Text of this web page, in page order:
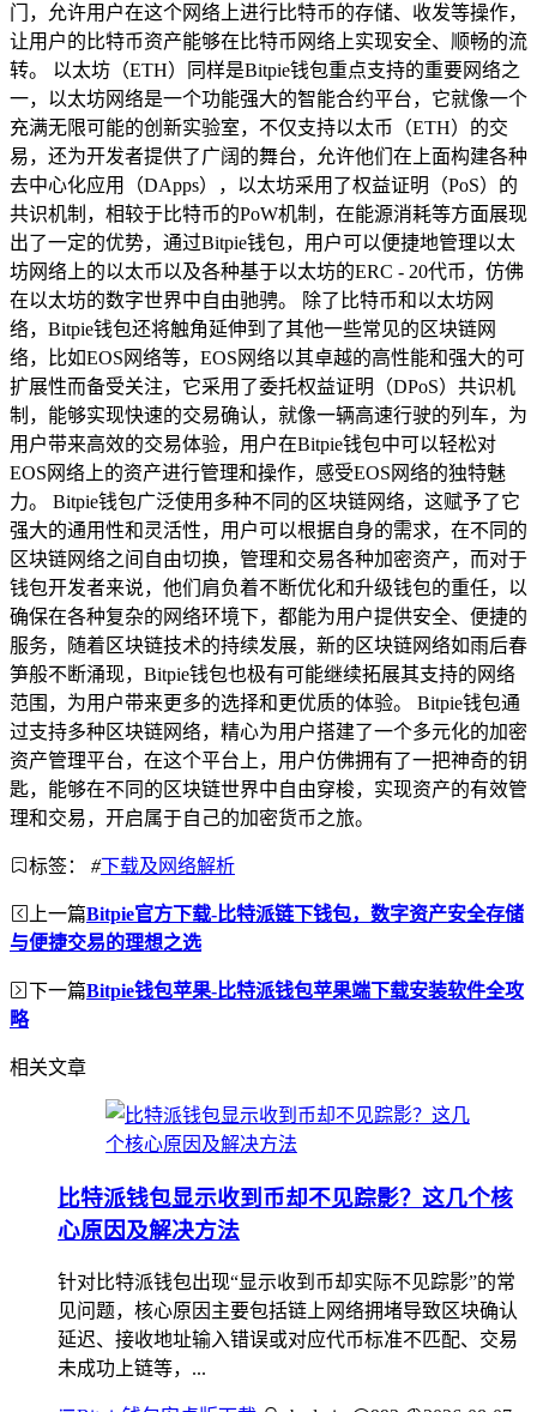
门，允许用户在这个网络上进行比特币的存储、收发等操作，
让用户的比特币资产能够在比特币网络上实现安全、顺畅的流
转。 以太坊（ETH）同样是Bitpie钱包重点支持的重要网络之
一，以太坊网络是一个功能强大的智能合约平台，它就像一个
充满无限可能的创新实验室，不仅支持以太币（ETH）的交
易，还为开发者提供了广阔的舞台，允许他们在上面构建各种
去中心化应用（DApps），以太坊采用了权益证明（PoS）的
共识机制，相较于比特币的PoW机制，在能源消耗等方面展现
出了一定的优势，通过Bitpie钱包，用户可以便捷地管理以太
坊网络上的以太币以及各种基于以太坊的ERC - 20代币，仿佛
在以太坊的数字世界中自由驰骋。 除了比特币和以太坊网
络，Bitpie钱包还将触角延伸到了其他一些常见的区块链网
络，比如EOS网络等，EOS网络以其卓越的高性能和强大的可
扩展性而备受关注，它采用了委托权益证明（DPoS）共识机
制，能够实现快速的交易确认，就像一辆高速行驶的列车，为
用户带来高效的交易体验，用户在Bitpie钱包中可以轻松对
EOS网络上的资产进行管理和操作，感受EOS网络的独特魅
力。 Bitpie钱包广泛使用多种不同的区块链网络，这赋予了它
强大的通用性和灵活性，用户可以根据自身的需求，在不同的
区块链网络之间自由切换，管理和交易各种加密资产，而对于
钱包开发者来说，他们肩负着不断优化和升级钱包的重任，以
确保在各种复杂的网络环境下，都能为用户提供安全、便捷的
服务，随着区块链技术的持续发展，新的区块链网络如雨后春
笋般不断涌现，Bitpie钱包也极有可能继续拓展其支持的网络
范围，为用户带来更多的选择和更优质的体验。 Bitpie钱包通
过支持多种区块链网络，精心为用户搭建了一个多元化的加密
资产管理平台，在这个平台上，用户仿佛拥有了一把神奇的钥
匙，能够在不同的区块链世界中自由穿梭，实现资产的有效管
理和交易，开启属于自己的加密货币之旅。
标签： #下载及网络解析
上一篇Bitpie官方下载-比特派链下钱包，数字资产安全存储
与便捷交易的理想之选
下一篇Bitpie钱包苹果-比特派钱包苹果端下载安装软件全攻
略
相关文章
比特派钱包显示收到币却不见踪影？这几个核
心原因及解决方法
针对比特派钱包出现“显示收到币却实际不见踪影”的常
见问题，核心原因主要包括链上网络拥堵导致区块确认
延迟、接收地址输入错误或对应代币标准不匹配、交易
未成功上链等，...